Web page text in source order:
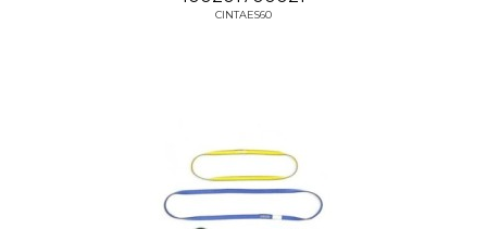
CINTAES60